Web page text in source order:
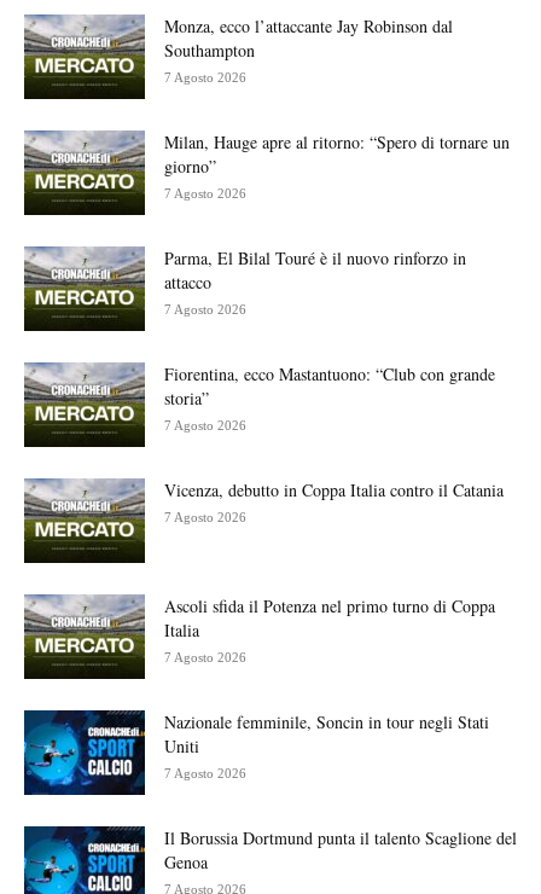
Monza, ecco l’attaccante Jay Robinson dal
Southampton
7 Agosto 2026
Milan, Hauge apre al ritorno: “Spero di tornare un
giorno”
7 Agosto 2026
Parma, El Bilal Touré è il nuovo rinforzo in
attacco
7 Agosto 2026
Fiorentina, ecco Mastantuono: “Club con grande
storia”
7 Agosto 2026
Vicenza, debutto in Coppa Italia contro il Catania
7 Agosto 2026
Ascoli sfida il Potenza nel primo turno di Coppa
Italia
7 Agosto 2026
Nazionale femminile, Soncin in tour negli Stati
Uniti
7 Agosto 2026
Il Borussia Dortmund punta il talento Scaglione del
Genoa
7 Agosto 2026